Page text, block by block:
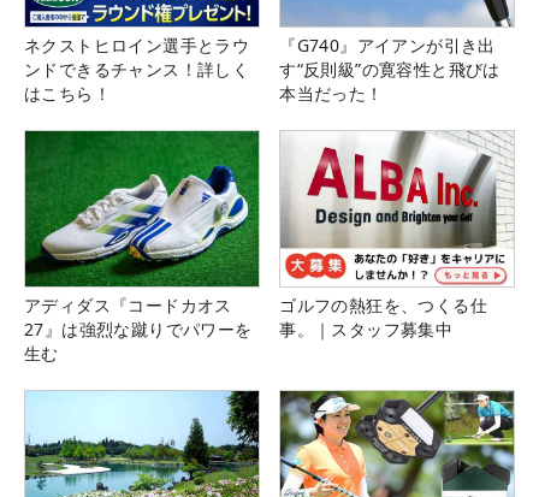
ネクストヒロイン選手とラウ
ンドできるチャンス！詳しく
はこちら！
『G740』アイアンが引き出
す“反則級”の寛容性と飛びは
本当だった！
アディダス『コードカオス
27』は強烈な蹴りでパワーを
生む
ゴルフの熱狂を、つくる仕
事。｜スタッフ募集中